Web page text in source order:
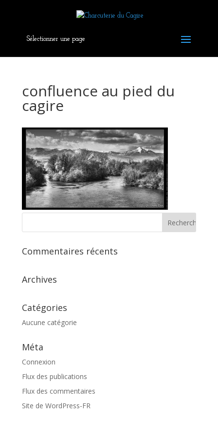
Sélectionner une page
confluence au pied du
cagire
Commentaires récents
Archives
Catégories
Aucune catégorie
Méta
Connexion
Flux des publications
Flux des commentaires
Site de WordPress-FR